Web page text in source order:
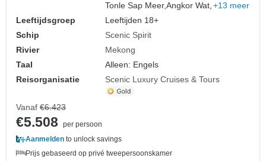
Tonle Sap Meer,Angkor Wat, +13 meer
Leeftijdsgroep
Leeftijden 18+
Schip
Scenic Spirit
Rivier
Mekong
Taal
Alleen: Engels
Reisorganisatie
Scenic Luxury Cruises & Tours
Vanaf €6.423
€5.508
per persoon
Aanmelden to unlock savings
Prijs gebaseerd op privé tweepersoonskamer